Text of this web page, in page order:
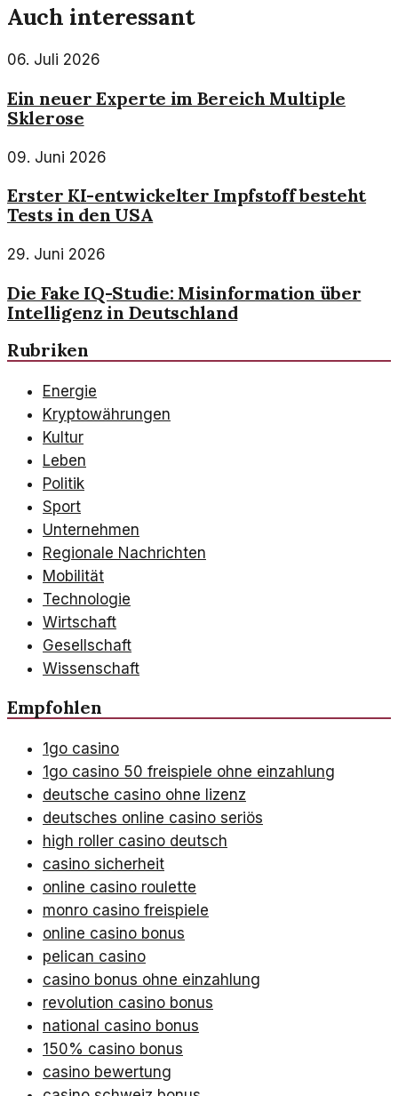
Auch interessant
06. Juli 2026
Ein neuer Experte im Bereich Multiple
Sklerose
09. Juni 2026
Erster KI-entwickelter Impfstoff besteht
Tests in den USA
29. Juni 2026
Die Fake IQ-Studie: Misinformation über
Intelligenz in Deutschland
Rubriken
Energie
Kryptowährungen
Kultur
Leben
Politik
Sport
Unternehmen
Regionale Nachrichten
Mobilität
Technologie
Wirtschaft
Gesellschaft
Wissenschaft
Empfohlen
1go casino
1go casino 50 freispiele ohne einzahlung
deutsche casino ohne lizenz
deutsches online casino seriös
high roller casino deutsch
casino sicherheit
online casino roulette
monro casino freispiele
online casino bonus
pelican casino
casino bonus ohne einzahlung
revolution casino bonus
national casino bonus
150% casino bonus
casino bewertung